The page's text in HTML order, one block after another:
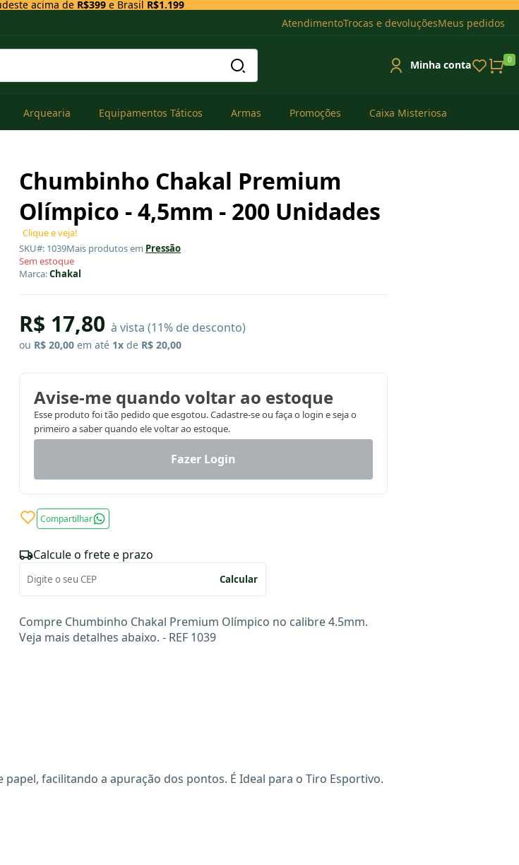
acima de R$399e Brasil R$1.199
AtendimentoTrocas e devoluçõesMeus pedidos
Minha conta 0
Arquearia Equipamentos Táticos Armas Promoções Caixa Misteriosa
Chumbinho Chakal Premium
Olímpico - 4,5mm - 200 Unidades
Clique e veja!
SKU#: 1039Mais produtos em Pressão
Sem estoque
Marca:Chakal
R$ 17,80 à vista (11% de desconto)
ou R$ 20,00 em até 1x de R$ 20,00
Avise-me quando voltar ao estoque
Esse produto foi tão pedido que esgotou. Cadastre-se ou faça o login e seja o
primeiro a saber quando ele voltar ao estoque.
Fazer Login
Compartilhar
Calcule o frete e prazo
Calcular
Compre Chumbinho Chakal Premium Olímpico no calibre 4.5mm.
Veja mais detalhes abaixo. - REF 1039
facilitando a apuração dos pontos. É Ideal para o Tiro Esportivo.